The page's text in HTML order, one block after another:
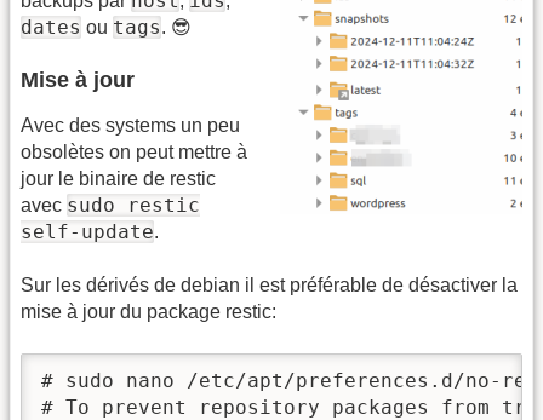
dates ou tags. 😎
Mise à jour
Avec des systems un peu
obsolètes on peut mettre à
jour le binaire de restic
avec sudo restic
self-update.
Sur les dérivés de debian il est préférable de désactiver la
mise à jour du package restic:
# sudo nano /etc/apt/preferences.d/no-
# To prevent repository packages from